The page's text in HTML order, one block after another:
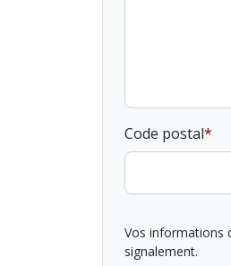
Code postal
Vos informations
signalement.